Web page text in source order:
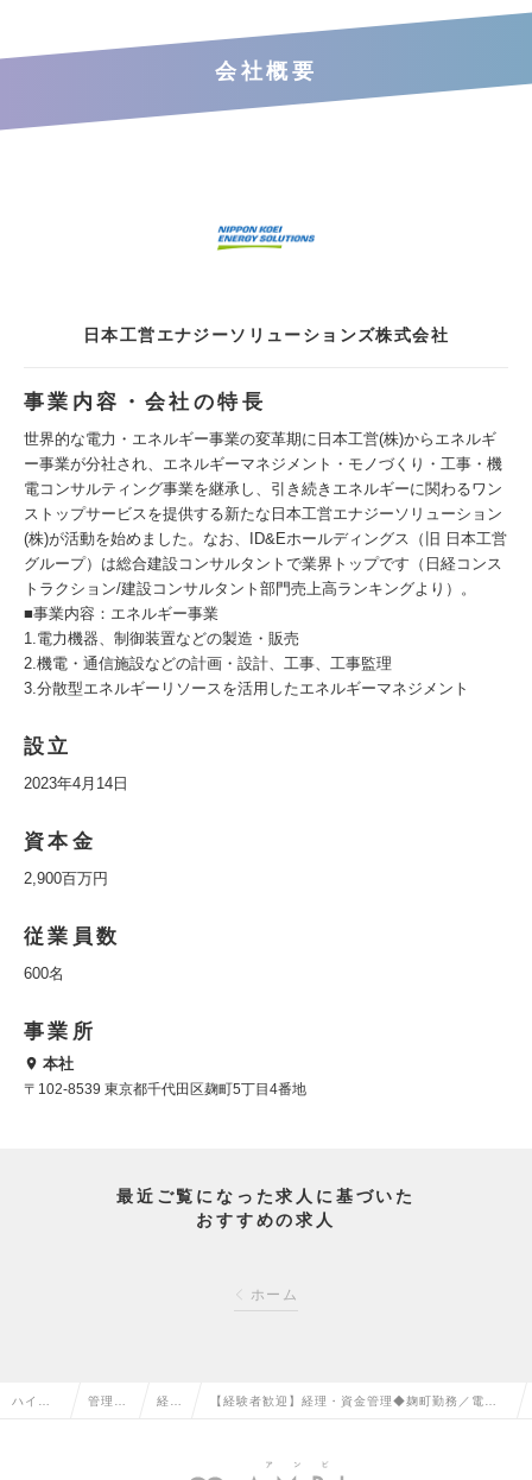
会社概要
日本工営エナジーソリューションズ株式会社
事業内容・会社の特長
世界的な電力・エネルギー事業の変革期に日本工営(株)からエネルギ
ー事業が分社され、エネルギーマネジメント・モノづくり・工事・機
電コンサルティング事業を継承し、引き続きエネルギーに関わるワン
ストップサービスを提供する新たな日本工営エナジーソリューション
(株)が活動を始めました。なお、ID&Eホールディングス（旧 日本工営
グループ）は総合建設コンサルタントで業界トップです（日経コンス
トラクション/建設コンサルタント部門売上高ランキングより）。
■事業内容：エネルギー事業
1.電力機器、制御装置などの製造・販売
2.機電・通信施設などの計画・設計、工事、工事監理
3.分散型エネルギーリソースを活用したエネルギーマネジメント
設立
2023年4月14日
資本金
2,900百万円
従業員数
600名
事業所
本社
〒102-8539 東京都千代田区麹町5丁目4番地
最近ご覧になった求人に基づいた
おすすめの求人
ホーム
ハイク 管理部 経理 【経験者歓迎】経理・資金管理◆麹町勤務／電力イ
ックス有の求人情報